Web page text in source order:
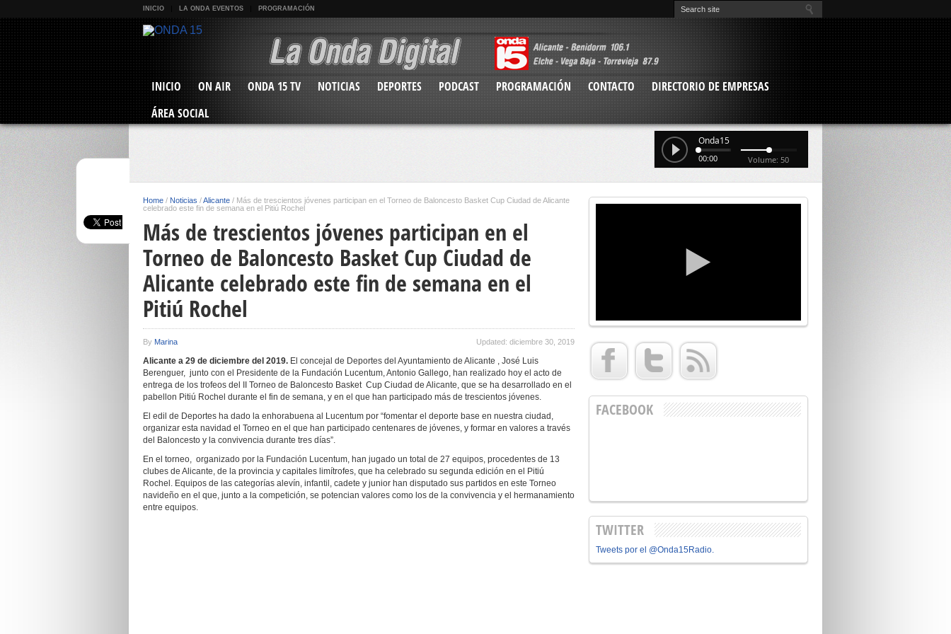
INICIO LA ONDA EVENTOS PROGRAMACIÓN
INICIO ON AIR ONDA 15 TV NOTICIAS DEPORTES PODCAST PROGRAMACIÓN CONTACTO
DIRECTORIO DE EMPRESAS
ÁREA SOCIAL
Onda15
00:00 Volume: 50
Home / Noticias /Alicante / Más de trescientos jóvenes participan en el Torneo de Baloncesto Basket Cup Ciudad de Alicante
celebrado este fin de semana en el Pitiú Rochel
Más de trescientos jóvenes participan en el
Torneo de Baloncesto Basket Cup Ciudad de
Alicante celebrado este fin de semana en el
Pitiú Rochel
By Marina Updated: diciembre 30, 2019
Alicante a 29 de diciembre del 2019. El concejal de Deportes del Ayuntamiento de Alicante , José Luis
Berenguer, junto con el Presidente de la Fundación Lucentum, Antonio Gallego, han realizado hoy el acto de
entrega de los trofeos del II Torneo de Baloncesto Basket Cup Ciudad de Alicante, que se ha desarrollado en el
pabellon Pitiú Rochel durante el fin de semana, y en el que han participado más de trescientos jóvenes.
El edil de Deportes ha dado la enhorabuena al Lucentum por “fomentar el deporte base en nuestra ciudad,
organizar esta navidad el Torneo en el que han participado centenares de jóvenes, y formar en valores a través
del Baloncesto y la convivencia durante tres días”.
En el torneo, organizado por la Fundación Lucentum, han jugado un total de 27 equipos, procedentes de 13
clubes de Alicante, de la provincia y capitales limítrofes, que ha celebrado su segunda edición en el Pitiú
Rochel. Equipos de las categorías alevín, infantil, cadete y junior han disputado sus partidos en este Torneo
navideño en el que, junto a la competición, se potencian valores como los de la convivencia y el hermanamiento
entre equipos.
FACEBOOK
TWITTER
Tweets por el @Onda15Radio.